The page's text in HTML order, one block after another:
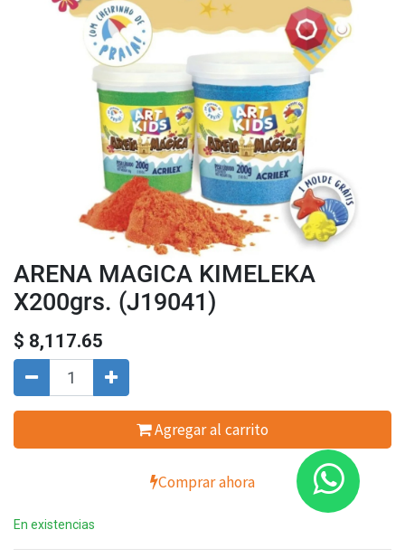
ARENA MAGICA KIMELEKA
X200grs. (J19041)
$ 8,117.65
Agregar al carrito
Comprar ahora
En existencias